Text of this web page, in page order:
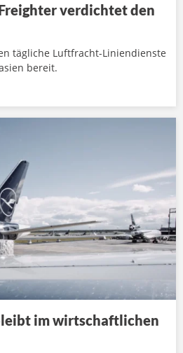
verdichtet den
tägliche Luftfracht-Liniendienste
bereit.
im wirtschaftlichen